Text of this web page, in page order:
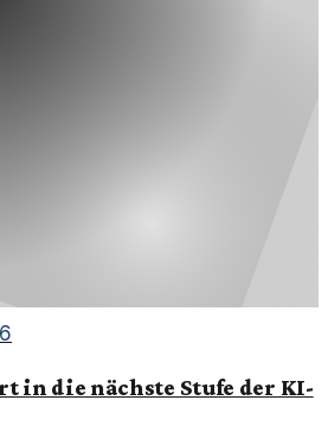
in die nächste Stufe der KI-